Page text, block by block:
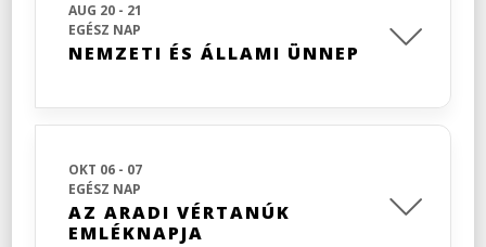
AUG 20 - 21
EGÉSZ NAP
NEMZETI ÉS ÁLLAMI ÜNNEP
OKT 06 - 07
EGÉSZ NAP
AZ ARADI VÉRTANÚK
EMLÉKNAPJA